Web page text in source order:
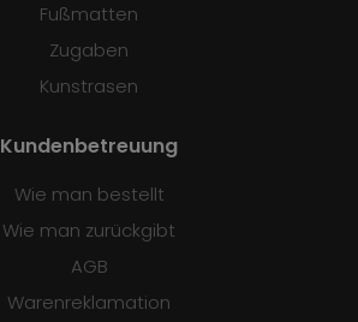
Fußmatten
Zugaben
Kunstrasen
Kundenbetreuung
Wie man bestellt
Wie man zurückgibt
AGB
Warenreklamation